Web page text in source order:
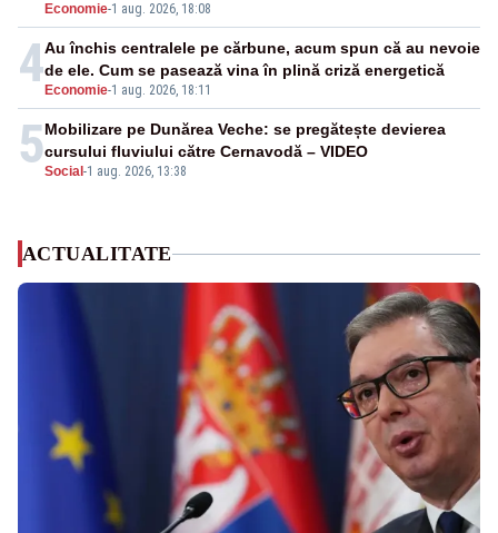
Economie-1 aug. 2026, 18:08
4 Economie-1 aug. 2026, 18:11
Au închis centralele pe cărbune, acum spun că au nevoie
de ele. Cum se pasează vina în plină criză energetică
5Social -1 aug. 2026, 13:38
Mobilizare pe Dunărea Veche: se pregătește devierea
cursului fluviului către Cernavodă – VIDEO
ACTUALITATE